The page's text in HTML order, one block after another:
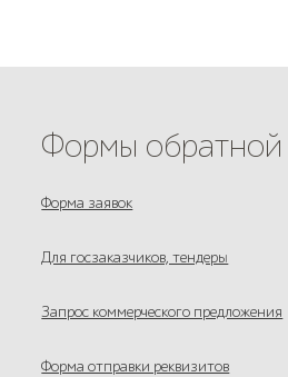
Формы обратной
Форма заявок
Для госзаказчиков, тендеры
Запрос коммерческого предложения
Форма отправки реквизитов